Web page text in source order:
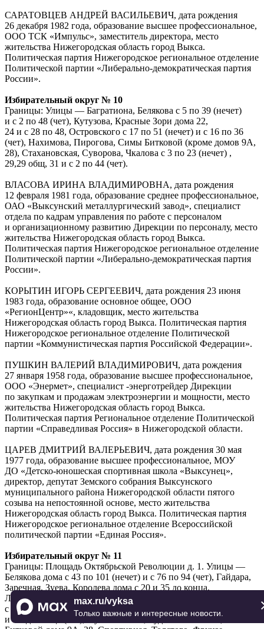
САРАТОВЦЕВ АНДРЕЙ ВАСИЛЬЕВИЧ, дата рождения
26 декабря 1982 года, образование высшее профессиональное,
ООО ТСК «Импульс», заместитель директора, место
жительства Нижегородская область город Выкса.
Политическая партия Нижегородское региональное отделение
Политической партии «Либерально-демократическая партия
России».
Избирательный округ № 10
Границы: Улицы — Багратиона, Белякова с 5 по 39 (нечет)
и с 2 по 48 (чет), Кутузова, Красные Зори дома 22,
24 и с 28 по 48, Островского с 17 по 51 (нечет) и с 16 по 36
(чет), Нахимова, Пирогова, Симы Битковой (кроме домов 9А,
28), Стахановская, Суворова, Чкалова с 3 по 23 (нечет) ,
29,29 общ, 31 и с 2 по 44 (чет).
ВЛАСОВА ИРИНА ВЛАДИМИРОВНА, дата рождения
12 февраля 1981 года, образование среднее профессиональное,
ОАО «Выксунский металлургический завод», специалист
отдела по кадрам управления по работе с персоналом
и организационному развитию Дирекции по персоналу, место
жительства Нижегородская область город Выкса.
Политическая партия Нижегородское региональное отделение
Политической партии «Либерально-демократическая партия
России».
КОРЫТИН ИГОРЬ СЕРГЕЕВИЧ, дата рождения 23 июня
1983 года, образование основное общее, ООО
«РегионЦентр»«, кладовщик, место жительства
Нижегородская область город Выкса. Политическая партия
Нижегородское региональное отделение Политической
партии «Коммунистическая партия Российской Федерации».
ПУШКИН ВАЛЕРИЙ ВЛАДИМИРОВИЧ, дата рождения
27 января 1958 года, образование высшее профессиональное,
ООО «Энермет», специалист -энерготрейдер Дирекции
по закупкам и продажам электроэнергии и мощности, место
жительства Нижегородская область город Выкса.
Политическая партия Региональное отделение Политической
партии «Справедливая Россия» в Нижегородской области.
ЦАРЕВ ДМИТРИЙ ВАЛЕРЬЕВИЧ, дата рождения 30 мая
1977 года, образование высшее профессиональное, МОУ
ДО «Детско-юношеская спортивная школа «Выксунец»,
директор, депутат Земского собрания Выксунского
муниципального района Нижегородской области пятого
созыва на непостоянной основе, место жительства
Нижегородская область город Выкса. Политическая партия
Нижегородское региональное отделение Всероссийской
политической партии «Единая Россия».
Избирательный округ № 11
Границы: Площадь Октябрьской Революции д. 1. Улицы —
Белякова дома с 43 по 101 (нечет) и с 76 по 94 (чет), Гайдара,
Заречная, Зуева, Королева дома с 20 и 35 до конца,
Лермонтова, Маяковского, Осипенко, Островского дома
с 50 по 60 (чет) и 71, 73, Пушкина дома с 1 по 125 (нечет.)
и с 2 до конца (чет), Пушкина 2-ая, Рудная 1-ая и 2-ая, Симы
max.ru/vyksa
Только важные и интересные новости.